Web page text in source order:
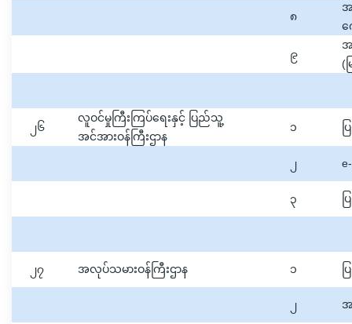
၈
ကွ
၉
(
၂၆
လူဝင်မှုကြီးကြပ်ရေးနှင့် ပြည်သူ့
အင်အားဝန်ကြီးဌာန
၁
၂
၃
၂၇ အလုပ်သမားဝန်ကြီးဌာန ၁
၂ အ